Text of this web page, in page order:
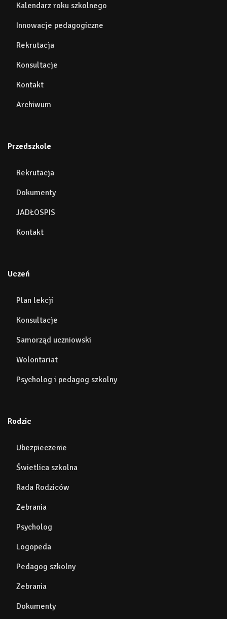
Kalendarz roku szkolnego
Innowacje pedagogiczne
Rekrutacja
Konsultacje
Kontakt
Archiwum
Przedszkole
Rekrutacja
Dokumenty
JADŁOSPIS
Kontakt
Uczeń
Plan lekcji
Konsultacje
Samorząd uczniowski
Wolontariat
Psycholog i pedagog szkolny
Rodzic
Ubezpieczenie
Świetlica szkolna
Rada Rodziców
Zebrania
Psycholog
Logopeda
Pedagog szkolny
Zebrania
Dokumenty